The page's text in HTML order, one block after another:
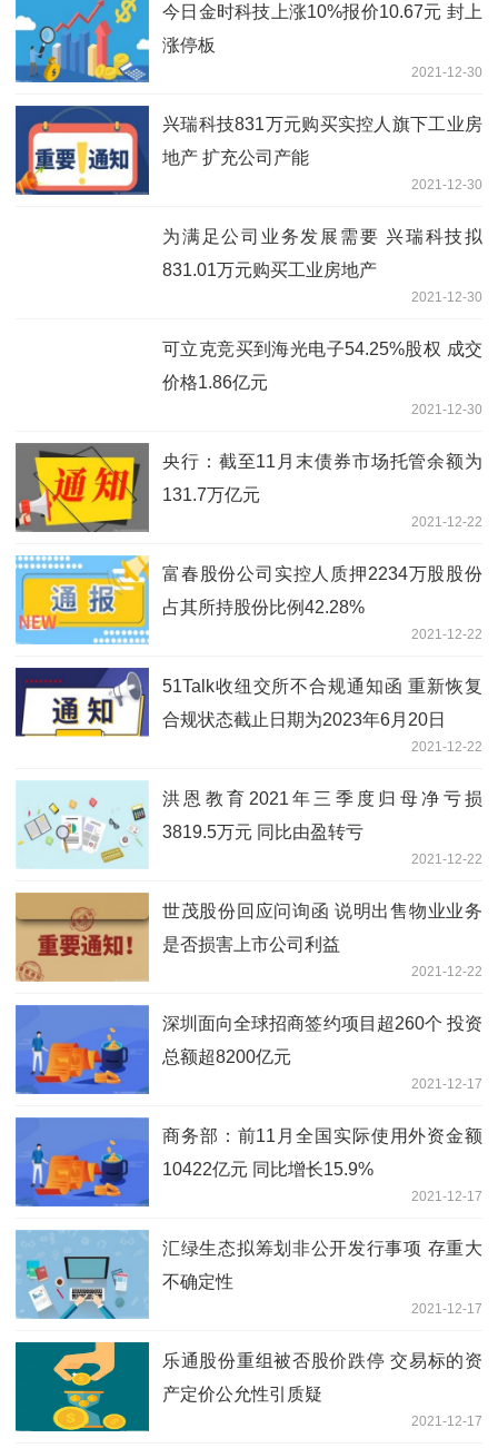
今日金时科技上涨10%报价10.67元 封上
涨停板
2021-12-30
兴瑞科技831万元购买实控人旗下工业房
地产 扩充公司产能
2021-12-30
为满足公司业务发展需要 兴瑞科技拟
831.01万元购买工业房地产
2021-12-30
可立克竞买到海光电子54.25%股权 成交
价格1.86亿元
2021-12-30
央行：截至11月末债券市场托管余额为
131.7万亿元
2021-12-22
富春股份公司实控人质押2234万股股份
占其所持股份比例42.28%
2021-12-22
51Talk收纽交所不合规通知函 重新恢复
合规状态截止日期为2023年6月20日
2021-12-22
洪恩教育2021年三季度归母净亏损
3819.5万元 同比由盈转亏
2021-12-22
世茂股份回应问询函 说明出售物业业务
是否损害上市公司利益
2021-12-22
深圳面向全球招商签约项目超260个 投资
总额超8200亿元
2021-12-17
商务部：前11月全国实际使用外资金额
10422亿元 同比增长15.9%
2021-12-17
汇绿生态拟筹划非公开发行事项 存重大
不确定性
2021-12-17
乐通股份重组被否股价跌停 交易标的资
产定价公允性引质疑
2021-12-17